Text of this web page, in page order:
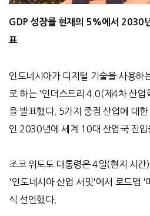
GDP 성장률 현재의 5%에서 2030
표
인도네시아가 디지털 기술을 사용하
로 하는 '인더스트리 4.0(제4차 산업
을 발표했다. 5가지 중점 산업에 대
인 2030년에 세계 10대 산업국 진입
조코 위도도 대통령은 4일(현지 시
'인도네시아 산업 서밋'에서 로드맵
식 선언했다.